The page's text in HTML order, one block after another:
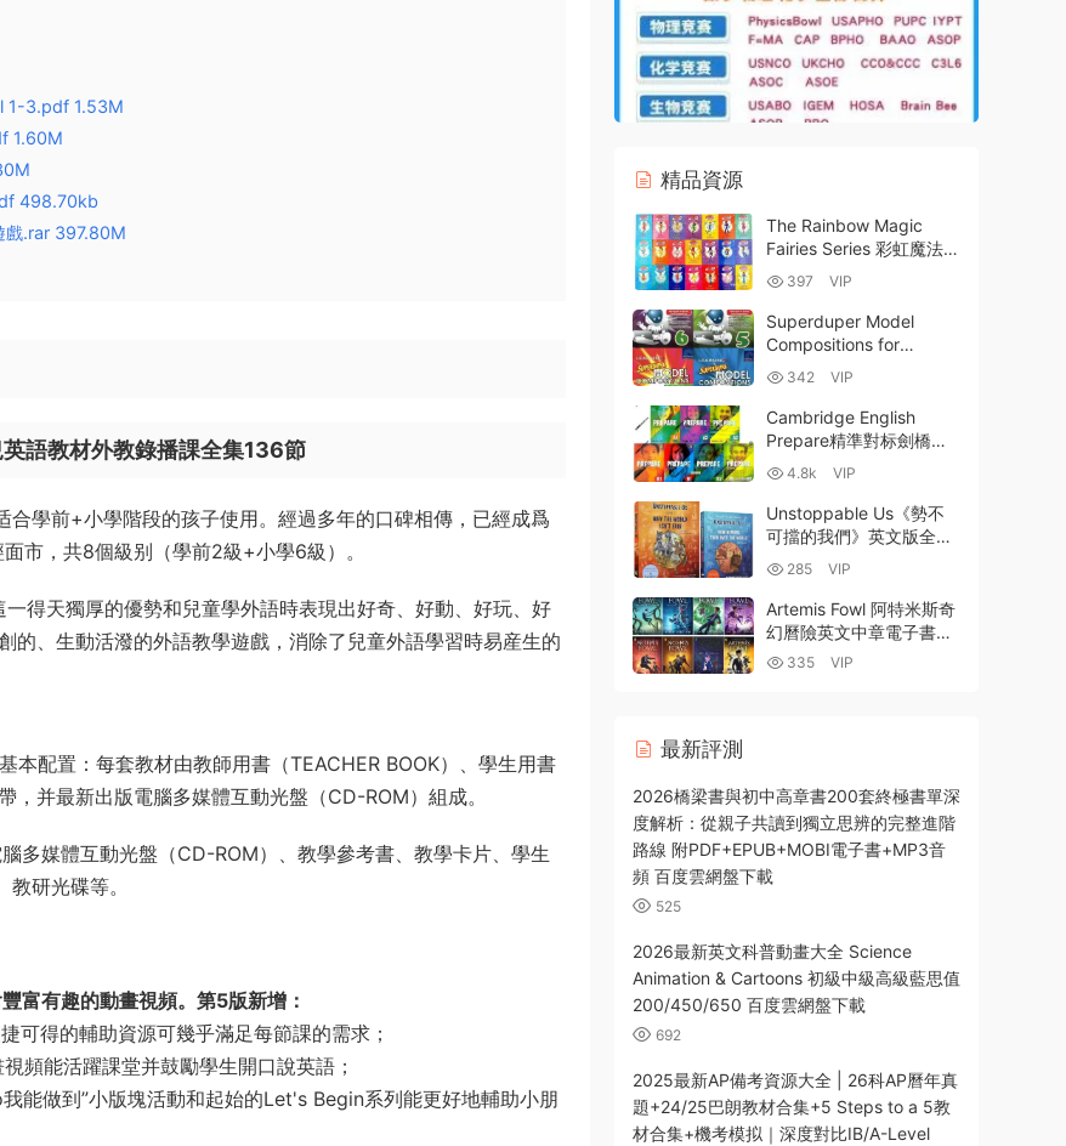
1-3.pdf 1.53M
1.60M
498.70kb
戲.rar 397.80M
語教材外教錄播課全集136節
學前+小學階段的孩子使用。經過多年的口碑相傳，已經成爲
市，共8個級别（學前2級+小學6級）。
得天獨厚的優勢和兒童學外語時表現出好奇、好動、好玩、好
的、生動活潑的外語教學遊戲，消除了兒童外語學習時易産生的
配置：每套教材由教師用書（TEACHER BOOK）、學生用書
并最新出版電腦多媒體互動光盤（CD-ROM）組成。
多媒體互動光盤（CD-ROM）、教學參考書、教學卡片、學生
研光碟等。
富有趣的動畫視頻。第5版新增：
可得的輔助資源可幾乎滿足每節課的需求；
頻能活躍課堂并鼓勵學生開口說英語；
能做到”小版塊活動和起始的Let's Begin系列能更好地輔助小朋
精品資源
The Rainbow Magic
Fairies Series 彩虹魔法仙
子全套200冊英文電子書
PDF/EPUB/MOBI電子版
+MP3音頻 百度雲網盤下
載
397 VIP
Superduper Model
Compositions for
Primary Levels 3-6 新加
坡小學作文範文教材深度
解析+全套PDF電子版下
載
342 VIP
Cambridge English
Prepare精準對标劍橋
KET&PET的綜合教材 全7
級學生用書 教師用書 練
習冊 全彩PDF MP3音頻
MP4視頻 百度網盤下
4.8k VIP
Unstoppable Us《勢不
可擋的我們》英文版全兩
卷電子書 人類圖文曆史叢
書PDF+EPUB電子版資源
百度網盤下載
285 VIP
Artemis Fowl 阿特米斯奇
幻曆險英文中章電子書
PDF+EPUB+MOBI電子版
335 VIP
最新評測
2026橋梁書與初中高章書200套終極書單深
度解析：從親子共讀到獨立思辨的完整進階
路線 附PDF+EPUB+MOBI電子書+MP3音
頻 百度雲網盤下載
525
2026最新英文科普動畫大全 Science
Animation & Cartoons 初級中級高級藍思值
200/450/650 百度雲網盤下載
692
2025最新AP備考資源大全 | 26科AP曆年真
題+24/25巴朗教材合集+5 Steps to a 5教
材合集+機考模拟｜深度對比IB/A-Level